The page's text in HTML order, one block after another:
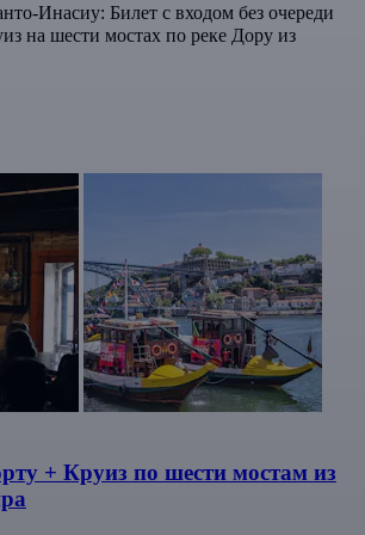
Инасиу: Билет с входом без очереди
на шести мостах по реке Дору из
+ Круиз по шести мостам из